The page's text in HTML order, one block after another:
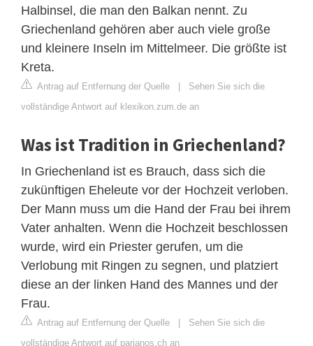
Halbinsel, die man den Balkan nennt. Zu
Griechenland gehören aber auch viele große
und kleinere Inseln im Mittelmeer. Die größte ist
Kreta.
Antrag auf Entfernung der Quelle | Sehen Sie sich die
vollständige Antwort auf klexikon.zum.de an
Was ist Tradition in Griechenland?
In Griechenland ist es Brauch, dass sich die
zukünftigen Eheleute vor der Hochzeit verloben.
Der Mann muss um die Hand der Frau bei ihrem
Vater anhalten. Wenn die Hochzeit beschlossen
wurde, wird ein Priester gerufen, um die
Verlobung mit Ringen zu segnen, und platziert
diese an der linken Hand des Mannes und der
Frau.
Antrag auf Entfernung der Quelle | Sehen Sie sich die
vollständige Antwort auf parianos.ch an